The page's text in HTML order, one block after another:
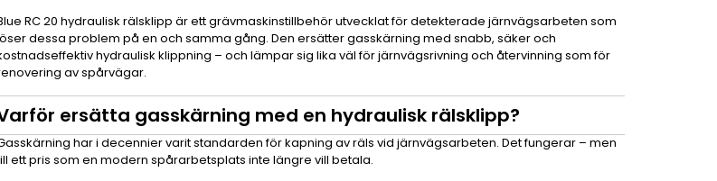
RC 20 hydraulisk rälsklipp är ett grävmaskinstillbehör utvecklat för detekterade järnvägsarbeten som
dessa problem på en och samma gång. Den ersätter gasskärning med snabb, säker och
hydraulisk klippning – och lämpar sig lika väl för järnvägsrivning och återvinning som för
av spårvägar.
ersätta gasskärning med en hydraulisk rälsklipp?
har i decennier varit standarden för kapning av räls vid järnvägsarbeten. Det fungerar – men
ett pris som en modern spårarbetsplats inte längre vill betala.